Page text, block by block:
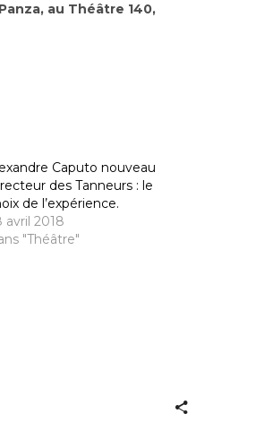
au Théâtre 140,
Caputo nouveau
des Tanneurs : le
de l’expérience.
avril 2018
"Théâtre"